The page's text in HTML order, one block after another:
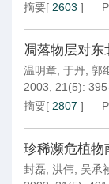
摘要[ 2603 ]
凋落物层对东
温明章 于丹 郭
2003, 21(5):
摘要[ 2807 ]
珍稀濒危植物
封磊 洪伟 吴承